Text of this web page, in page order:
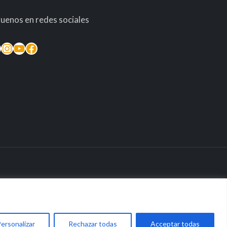
Rechazar todas Acceptar todas
en redes sociales
Instagram
YouTube
Facebook